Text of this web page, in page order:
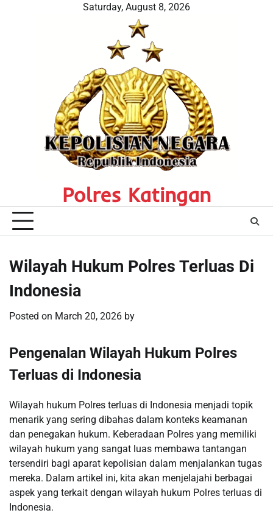
Saturday, August 8, 2026
Polres Katingan
Wilayah Hukum Polres Terluas Di
Indonesia
Posted on March 20, 2026 by
Pengenalan Wilayah Hukum Polres
Terluas di Indonesia
Wilayah hukum Polres terluas di Indonesia menjadi topik
menarik yang sering dibahas dalam konteks keamanan
dan penegakan hukum. Keberadaan Polres yang memiliki
wilayah hukum yang sangat luas membawa tantangan
tersendiri bagi aparat kepolisian dalam menjalankan tugas
mereka. Dalam artikel ini, kita akan menjelajahi berbagai
aspek yang terkait dengan wilayah hukum Polres terluas di
Indonesia.